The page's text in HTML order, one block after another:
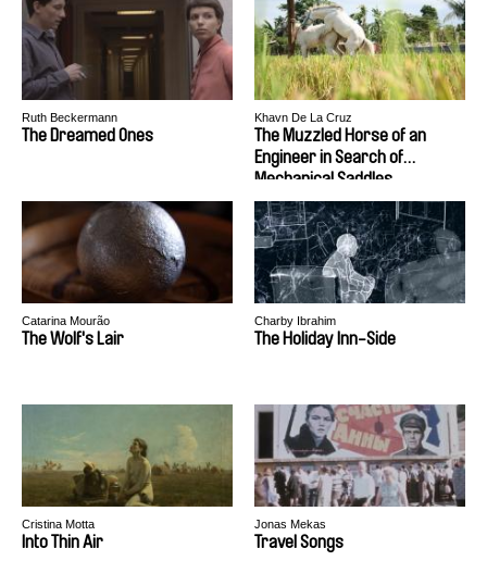
Ruth Beckermann
The Dreamed Ones
Khavn De La Cruz
The Muzzled Horse of an
Engineer in Search of
Mechanical Saddles
Catarina Mourão
The Wolf's Lair
Charby Ibrahim
The Holiday Inn-Side
Cristina Motta
Into Thin Air
Jonas Mekas
Travel Songs